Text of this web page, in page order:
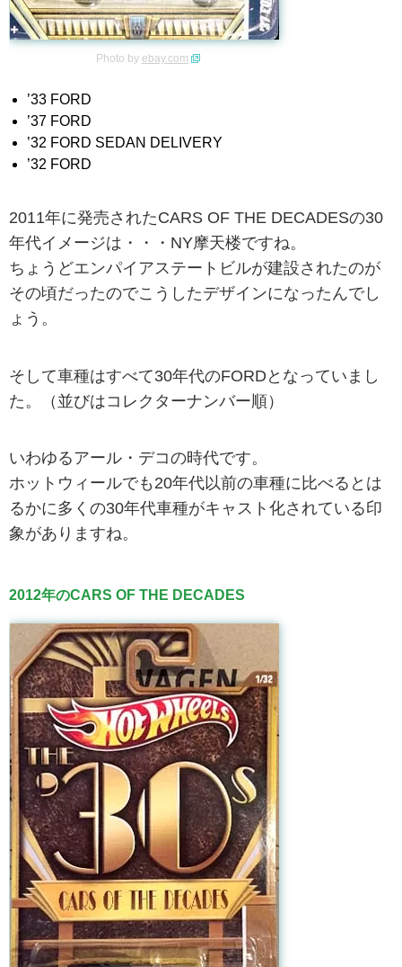
Photo by ebay.com
’33 FORD
’37 FORD
’32 FORD SEDAN DELIVERY
’32 FORD
2011年に発売されたCARS OF THE DECADESの30
年代イメージは・・・NY摩天楼ですね。
ちょうどエンパイアステートビルが建設されたのが
その頃だったのでこうしたデザインになったんでし
ょう。
そして車種はすべて30年代のFORDとなっていまし
た。（並びはコレクターナンバー順）
いわゆるアール・デコの時代です。
ホットウィールでも20年代以前の車種に比べるとは
るかに多くの30年代車種がキャスト化されている印
象がありますね。
2012年のCARS OF THE DECADES